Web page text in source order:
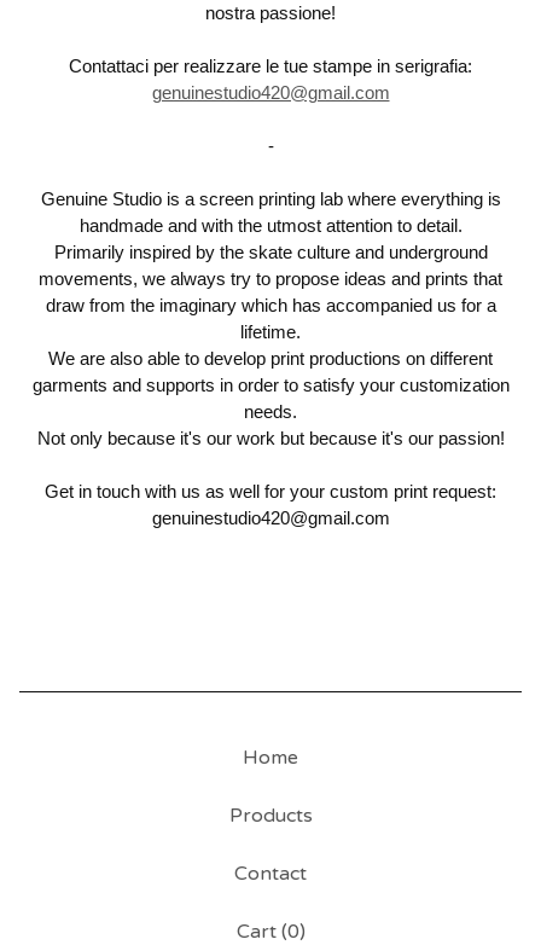
nostra passione!
Contattaci per realizzare le tue stampe in serigrafia:
genuinestudio420@gmail.com
-
Genuine Studio is a screen printing lab where everything is
handmade and with the utmost attention to detail.
Primarily inspired by the skate culture and underground
movements, we always try to propose ideas and prints that
draw from the imaginary which has accompanied us for a
lifetime.
We are also able to develop print productions on different
garments and supports in order to satisfy your customization
needs.
Not only because it's our work but because it's our passion!
Get in touch with us as well for your custom print request:
genuinestudio420@gmail.com
Home
Products
Contact
Cart (0)